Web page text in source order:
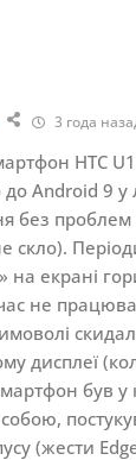
3 года
HTC
Android 9 у
без проблем
скло).
на екрані
не
дисплеї
був у
(жести